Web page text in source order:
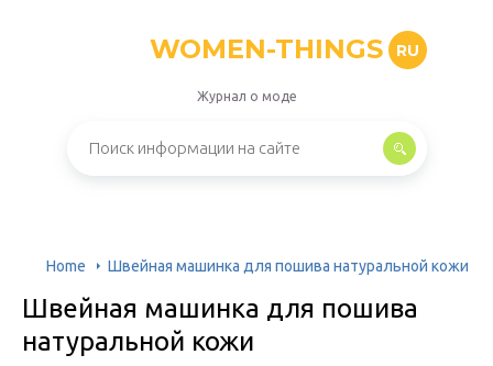
WOMEN-THINGS RU
Журнал о моде
Home Швейная машинка для пошива натуральной кожи
Швейная машинка для пошива
натуральной кожи